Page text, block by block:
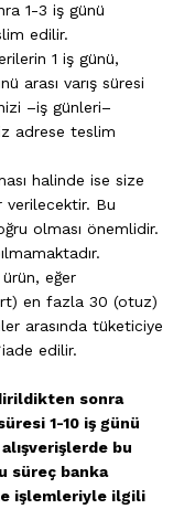
1-3 iş günü
edilir.
1 iş günü,
arası varış süresi
–iş günleri–
adrese teslim
halinde ise size
verilecektir. Bu
olması önemlidir.
eğer
en fazla 30 (otuz)
arasında tüketiciye
edilir.
sonra
1-10 iş günü
alışverişlerde bu
süreç banka
işlemleriyle ilgili